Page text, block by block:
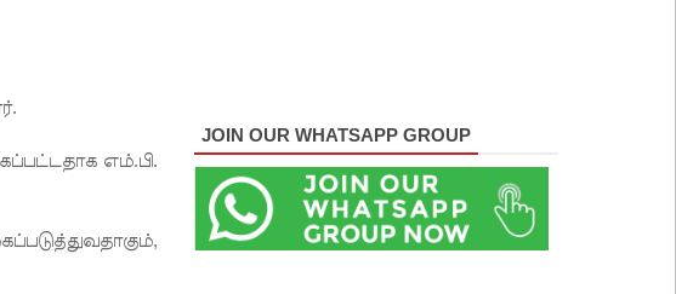
எம்.பி.
JOIN OUR WHATSAPP GROUP